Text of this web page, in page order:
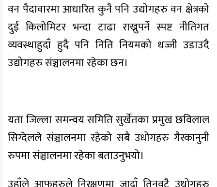
वन पैदावारमा आधारित कुनै पनि उद्योगहरु वन क्षेत्रको
दुई किलोमिटर भन्दा टाढा राख्नुपर्ने स्पष्ट नीतिगत
व्यवस्थाहुदाँ हुदै पनि निति नियमको धज्जी उडाउदै
उद्योगहरु संञ्चालनमा रहेका छन।
यता जिल्ला समन्वय समिति सुर्खेतका प्रमुख छविलाल
सिग्देलले संञ्चालनमा रहेको सबै उधोगहरु गैरकानुनी
रुपमा संञ्चालनमा रहेका बताउनुभयो।